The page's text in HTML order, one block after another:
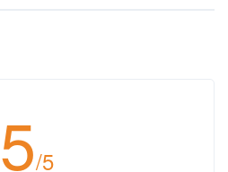
5/5